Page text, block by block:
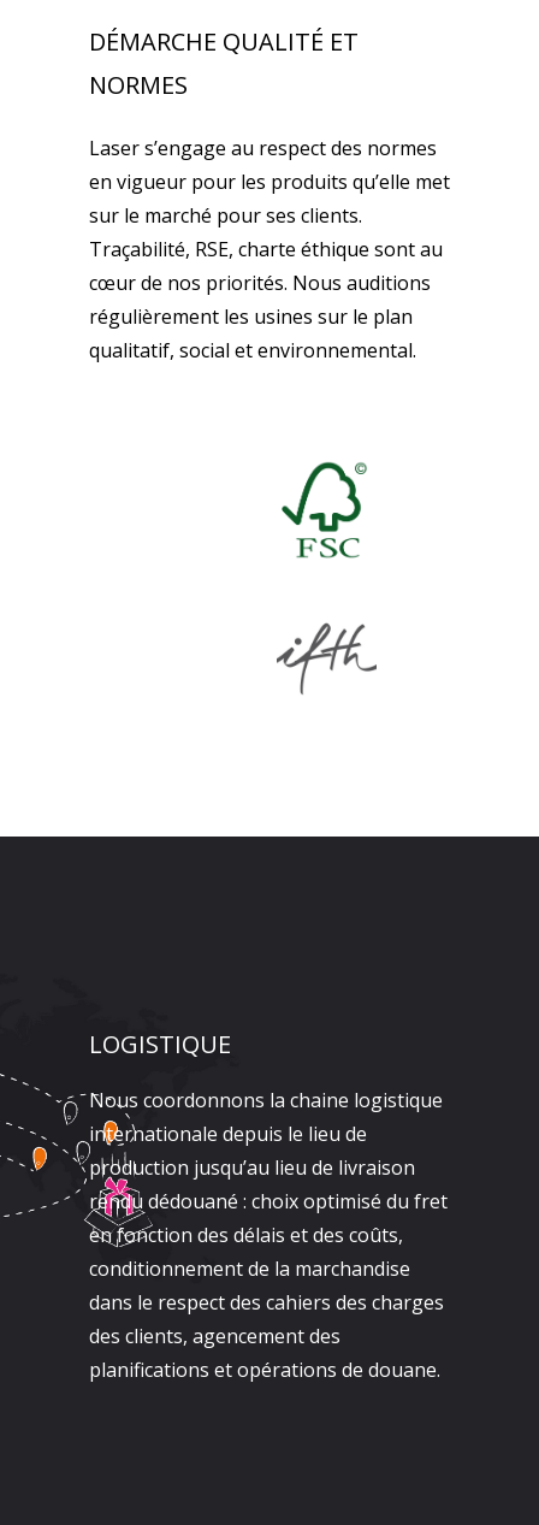
DÉMARCHE QUALITÉ ET
NORMES
Laser s’engage au respect des normes
en vigueur pour les produits qu’elle met
sur le marché pour ses clients.
Traçabilité, RSE, charte éthique sont au
cœur de nos priorités. Nous auditions
régulièrement les usines sur le plan
qualitatif, social et environnemental.
LOGISTIQUE
Nous coordonnons la chaine logistique
internationale depuis le lieu de
production jusqu’au lieu de livraison
rendu dédouané : choix optimisé du fret
en fonction des délais et des coûts,
conditionnement de la marchandise
dans le respect des cahiers des charges
des clients, agencement des
planifications et opérations de douane.